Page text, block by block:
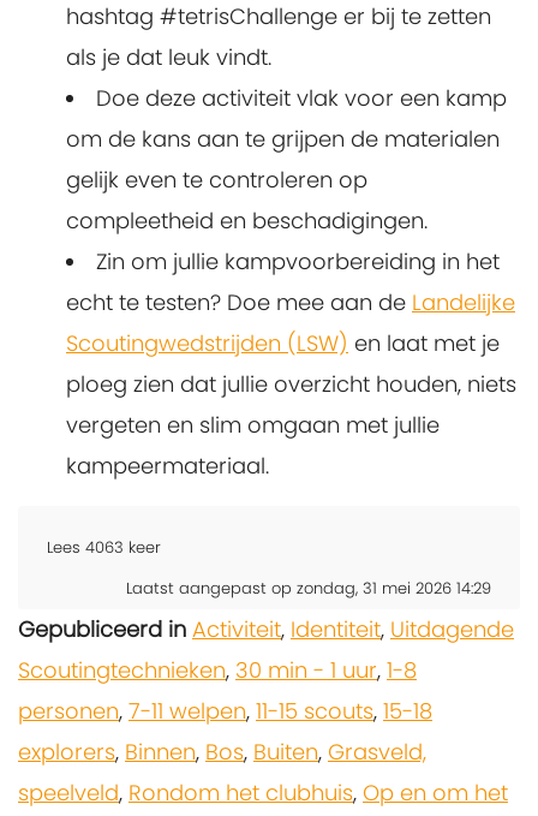
hashtag #tetrisChallenge er bij te zetten
als je dat leuk vindt.
Doe deze activiteit vlak voor een kamp
om de kans aan te grijpen de materialen
gelijk even te controleren op
compleetheid en beschadigingen.
Zin om jullie kampvoorbereiding in het
echt te testen? Doe mee aan de Landelijke
Scoutingwedstrijden (LSW) en laat met je
ploeg zien dat jullie overzicht houden, niets
vergeten en slim omgaan met jullie
kampeermateriaal.
Lees 4063 keer
Laatst aangepast op zondag, 31 mei 2026 14:29
Gepubliceerd in Activiteit, Identiteit, Uitdagende
Scoutingtechnieken, 30 min - 1 uur, 1-8
personen, 7-11 welpen, 11-15 scouts, 15-18
explorers, Binnen, Bos, Buiten, Grasveld,
speelveld, Rondom het clubhuis, Op en om het